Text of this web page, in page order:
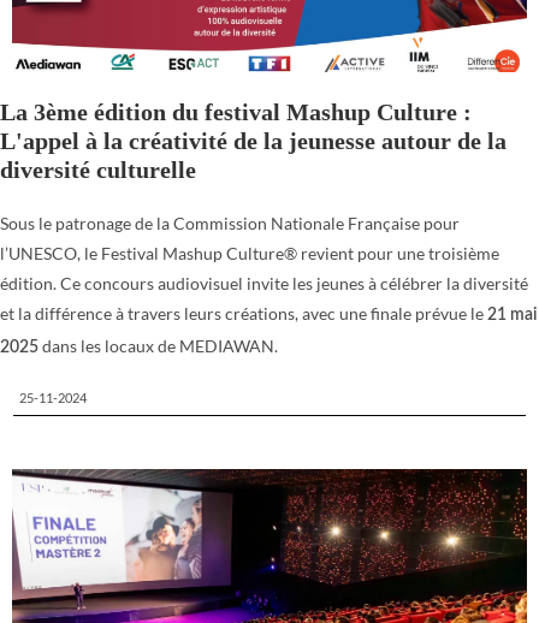
La 3ème édition du festival Mashup Culture :
L'appel à la créativité de la jeunesse autour de la
diversité culturelle
Sous le patronage de la Commission Nationale Française pour
l’UNESCO, le Festival Mashup Culture® revient pour une troisième
édition. Ce concours audiovisuel invite les jeunes à célébrer la diversité
et la différence à travers leurs créations, avec une finale prévue le 21 mai
2025 dans les locaux de MEDIAWAN.
25-11-2024